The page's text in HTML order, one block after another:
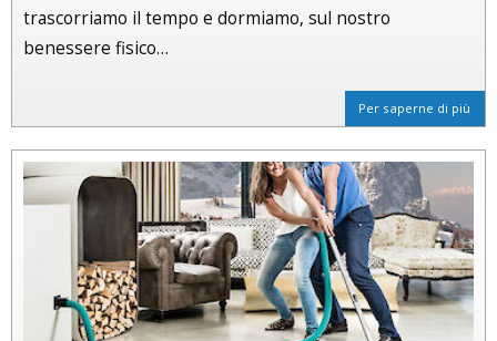
trascorriamo il tempo e dormiamo, sul nostro
benessere fisico…
Per saperne di più